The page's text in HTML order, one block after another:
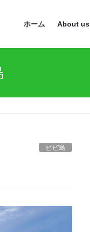
ホーム About us
ピピ島